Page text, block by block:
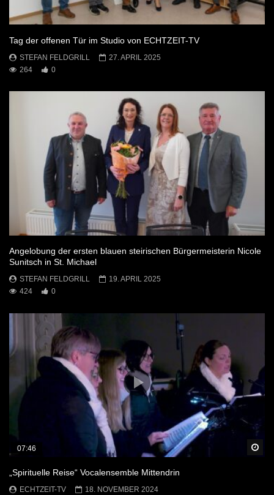
Tag der offenen Tür im Studio von ECHTZEIT-TV
STEFAN FELDGRILL
27. APRIL 2025
264
0
Angelobung der ersten blauen steirischen Bürgermeisterin Nicole
Sunitsch in St. Michael
STEFAN FELDGRILL
19. APRIL 2025
424
0
07:46
„Spirituelle Reise“ Vocalensemble Mittendrin
ECHTZEIT-TV
18. NOVEMBER 2024